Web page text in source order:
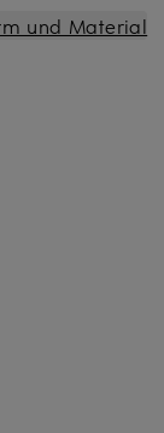
und Material